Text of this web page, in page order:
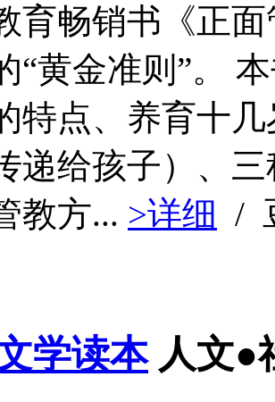
育畅销书《正
“黄金准则”。
特点、养育十
递给孩子）、
教方... >详细 /
学读本 人文●